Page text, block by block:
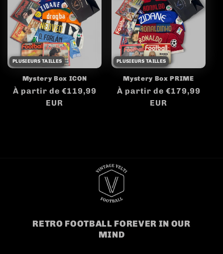
PLUSIEURS TAILLES
Mystery Box ICON
Prix
À partir de €119,99
EUR
PLUSIEURS TAILLES
Mystery Box PRIME
Prix
À partir de €179,99
EUR
RETRO FOOTBALL FOREVER IN OUR
MIND